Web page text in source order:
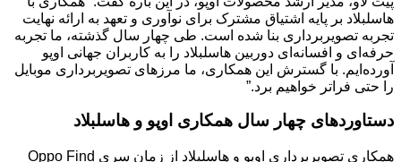
هاسلبلاد بر پایه اشتیاق مشترک برای نوآوری و تعهد به ارائه نهایت
تجربه تصویربرداری بنا شده است. طی چهار سال گذشته، ما تجربه
حرفه‌ای و افسانه‌ای دوربین هاسلبلاد را به کاربران جهانی اوپو
آورده‌ایم. با گسترش این همکاری، ما مرزهای تصویربرداری موبایل
را حتی فراتر خواهیم برد.”
دستاوردهای چهار سال همکاری اوپو و هاسلبلاد
همکاری تصویربرداری اوپو و هاسلبلاد از زمان سری Oppo Find